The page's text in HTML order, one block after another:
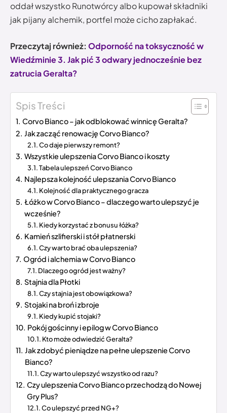
oddał wszystko Runotwórcy albo kupował składniki
jak pijany alchemik, portfel może cicho zapłakać.
Przeczytaj również: Odporność na toksyczność w
Wiedźminie 3. Jak pić 3 odwary jednocześnie bez
zatrucia Geralta?
Spis Treści
Corvo Bianco – jak odblokować winnicę Geralta?
Jak zacząć renowację Corvo Bianco?
Co daje pierwszy remont?
Wszystkie ulepszenia Corvo Bianco i koszty
Tabela ulepszeń Corvo Bianco
Najlepsza kolejność ulepszania Corvo Bianco
Kolejność dla praktycznego gracza
Łóżko w Corvo Bianco – dlaczego warto ulepszyć je
wcześnie?
Kiedy korzystać z bonusu łóżka?
Kamień szlifierski i stół płatnerski
Czy warto brać oba ulepszenia?
Ogród i alchemia w Corvo Bianco
Dlaczego ogród jest ważny?
Stajnia dla Płotki
Czy stajnia jest obowiązkowa?
Stojaki na broń i zbroje
Kiedy kupić stojaki?
Pokój gościnny i epilog w Corvo Bianco
Kto może odwiedzić Geralta?
Jak zdobyć pieniądze na pełne ulepszenie Corvo
Bianco?
Czy warto ulepszyć wszystko od razu?
Czy ulepszenia Corvo Bianco przechodzą do Nowej
Gry Plus?
Co ulepszyć przed NG+?